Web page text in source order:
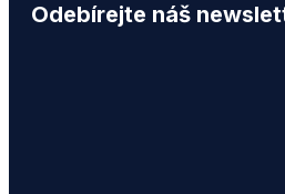
Odebírejte náš